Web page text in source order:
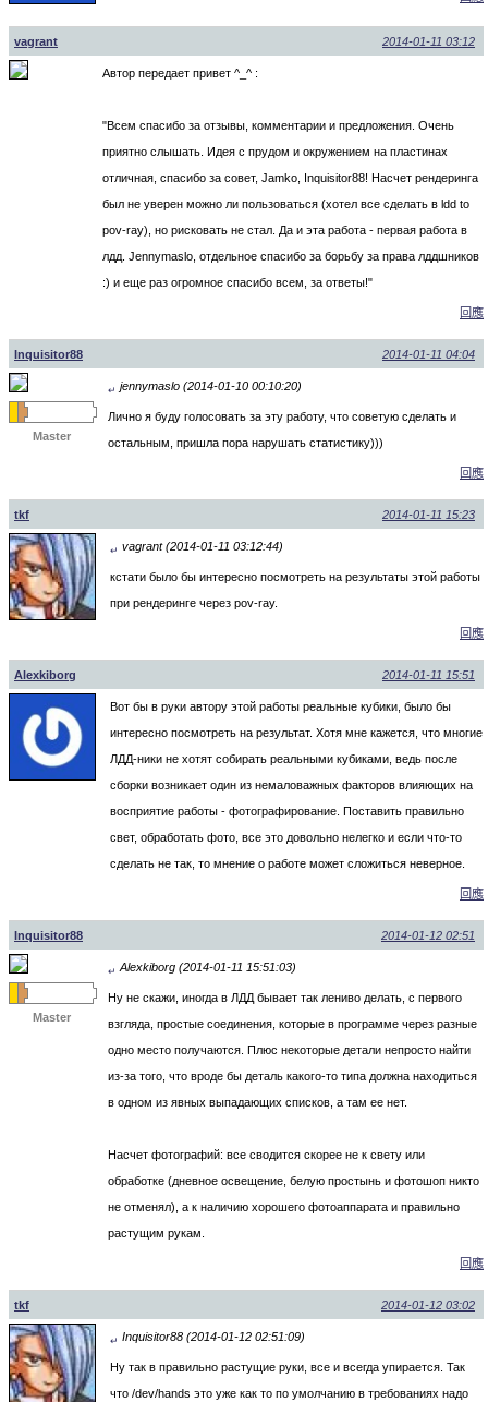
vagrant 2014-01-11 03:12
Автор передает привет ^_^ :
"Всем спасибо за отзывы, комментарии и предложения. Очень
приятно слышать. Идея с прудом и окружением на пластинах
отличная, спасибо за совет, Jamko, Inquisitor88! Насчет рендеринга
был не уверен можно ли пользоваться (хотел все сделать в ldd to
pov-ray), но рисковать не стал. Да и эта работа - первая работа в
лдд. Jennymaslo, отдельное спасибо за борьбу за права лддшников
:) и еще раз огромное спасибо всем, за ответы!"
回應
Inquisitor88 2014-01-11 04:04
Master
↵ jennymaslo (2014-01-10 00:10:20)
Лично я буду голосовать за эту работу, что советую сделать и
остальным, пришла пора нарушать статистику)))
回應
tkf 2014-01-11 15:23
↵ vagrant (2014-01-11 03:12:44)
кстати было бы интересно посмотреть на результаты этой работы
при рендеринге через pov-ray.
回應
Alexkiborg 2014-01-11 15:51
Вот бы в руки автору этой работы реальные кубики, было бы
интересно посмотреть на результат. Хотя мне кажется, что многие
ЛДД-ники не хотят собирать реальными кубиками, ведь после
сборки возникает один из немаловажных факторов влияющих на
восприятие работы - фотографирование. Поставить правильно
свет, обработать фото, все это довольно нелегко и если что-то
сделать не так, то мнение о работе может сложиться неверное.
回應
Inquisitor88 2014-01-12 02:51
Master
↵ Alexkiborg (2014-01-11 15:51:03)
Ну не скажи, иногда в ЛДД бывает так лениво делать, с первого
взгляда, простые соединения, которые в программе через разные
одно место получаются. Плюс некоторые детали непросто найти
из-за того, что вроде бы деталь какого-то типа должна находиться
в одном из явных выпадающих списков, а там ее нет.
Насчет фотографий: все сводится скорее не к свету или
обработке (дневное освещение, белую простынь и фотошоп никто
не отменял), а к наличию хорошего фотоаппарата и правильно
растущим рукам.
回應
tkf 2014-01-12 03:02
↵ Inquisitor88 (2014-01-12 02:51:09)
Ну так в правильно растущие руки, все и всегда упирается. Так
что /dev/hands это уже как то по умолчанию в требованиях надо